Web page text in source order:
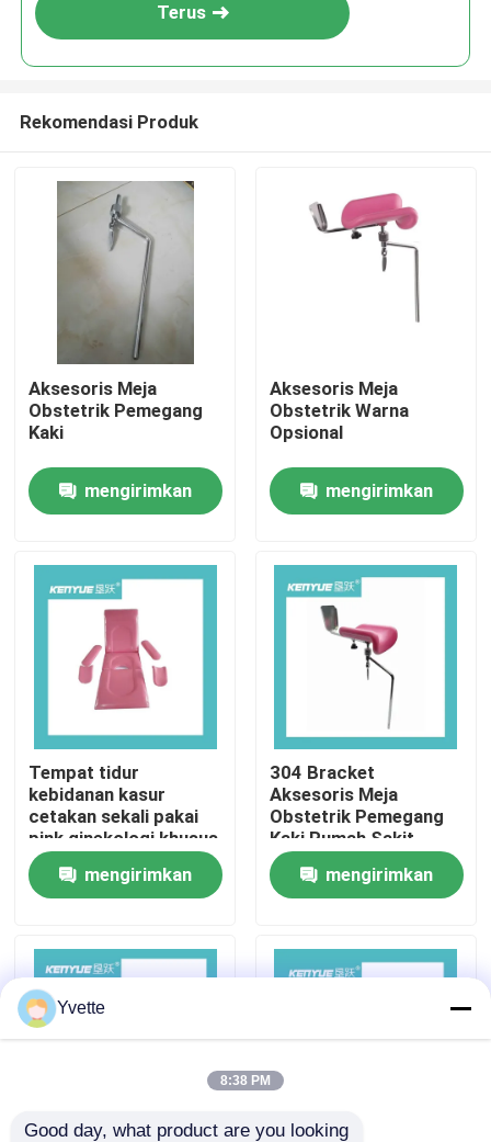
Rumah
Tentang Kami
Tur Pabrik
Kontrol Kualitas
Hubungi Kami
Kasus
Aksesori Meja Kebidanan
Terus
Rekomendasi Produk
Aksesoris Meja
Obstetrik Pemegang
Kaki
mengirimkan
Aksesoris Meja
Obstetrik Warna
Opsional
mengirimkan
Tempat tidur
kebidanan kasur
cetakan sekali pakai
pink ginekologi khusus
mengirimkan
304 Bracket
Aksesoris Meja
Obstetrik Pemegang
Kaki Rumah Sakit
Merah Muda
mengirimkan
Yvette
8:38 PM
Good day, what product are you looking